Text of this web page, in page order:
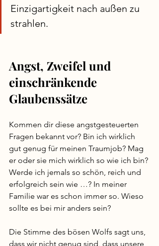
Einzigartigkeit nach außen zu
strahlen.
Angst, Zweifel und
einschränkende
Glaubenssätze
Kommen dir diese angstgesteuerten
Fragen bekannt vor? Bin ich wirklich
gut genug für meinen Traumjob? Mag
er oder sie mich wirklich so wie ich bin?
Werde ich jemals so schön, reich und
erfolgreich sein wie …? In meiner
Familie war es schon immer so. Wieso
sollte es bei mir anders sein?
Die Stimme des bösen Wolfs sagt uns,
dass wir nicht genug sind, dass unsere